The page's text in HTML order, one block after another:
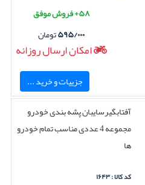
۵۸+ فروش موفق
۵۹۵/۰۰۰تومان
امکان ارسال روزانه
جزییات و خرید ...
آفتابگیرسایبان پشه بندی خودرو
مجموعه 4 عددی مناسب تمام خودرو
ها
کد کالا : ۱۶۴۳